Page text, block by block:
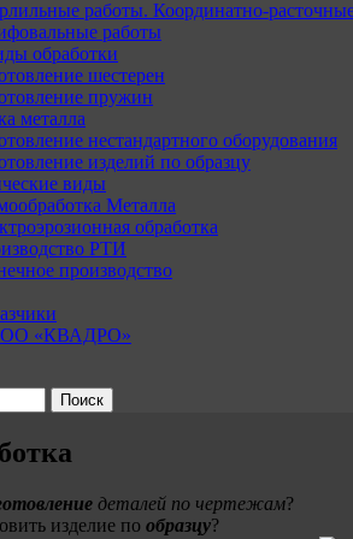
работы. Координатно-
работы
обработки
шестерен
пружин
металла
нестандартного оборудования
изделий по образцу
виды
Металла
обработка
РТИ
производство
«КВАДРО»
деталей по чертежам?
изделие по образцу?